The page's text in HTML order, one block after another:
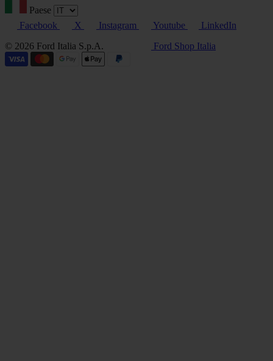
Paese
Facebook
X Instagram Youtube
LinkedIn
© 2026 Ford Italia S.p.A.
Ford Shop Italia